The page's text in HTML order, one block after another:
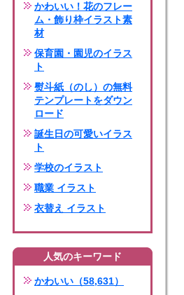
かわいい！花のフレー
ム・飾り枠イラスト素
材
保育園・園児のイラス
ト
熨斗紙（のし）の無料
テンプレートをダウン
ロード
誕生日の可愛いイラス
ト
学校のイラスト
職業 イラスト
衣替え イラスト
人気のキーワード
かわいい（58,631）